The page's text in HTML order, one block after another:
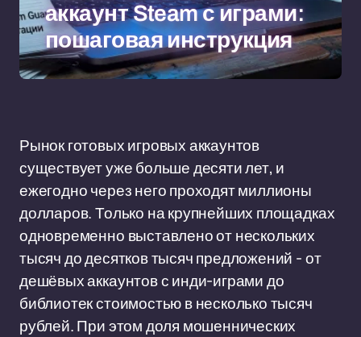
аккаунт Steam с играми:
пошаговая инструкция
Рынок готовых игровых аккаунтов
существует уже больше десяти лет, и
ежегодно через него проходят миллионы
долларов. Только на крупнейших площадках
одновременно выставлено от нескольких
тысяч до десятков тысяч предложений - от
дешёвых аккаунтов с инди-играми до
библиотек стоимостью в несколько тысяч
рублей. При этом доля мошеннических